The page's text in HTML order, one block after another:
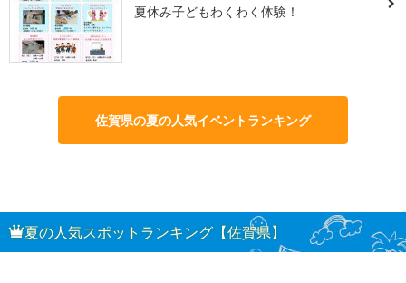
夏休み子どもわくわく体験！
佐賀県の夏の人気イベントランキング
夏の人気スポットランキング【佐賀県】